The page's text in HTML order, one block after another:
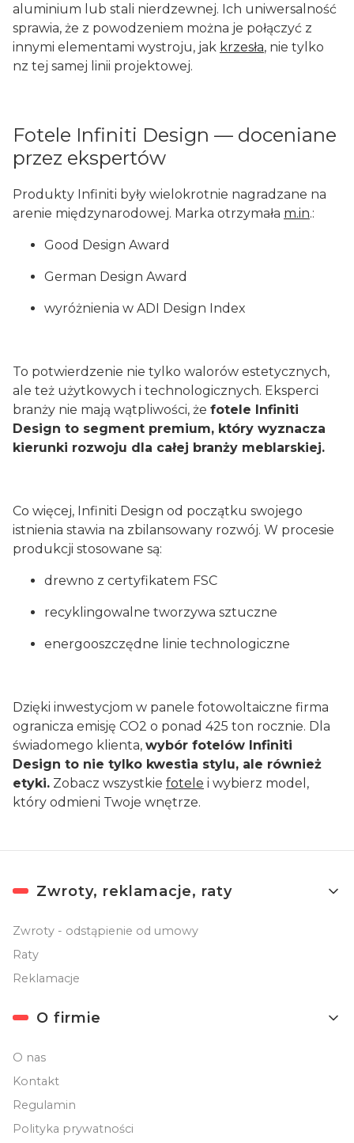
aluminium lub stali nierdzewnej. Ich uniwersalność
sprawia, że z powodzeniem można je połączyć z
innymi elementami wystroju, jak krzesła, nie tylko
nz tej samej linii projektowej.
Fotele Infiniti Design — doceniane
przez ekspertów
Produkty Infiniti były wielokrotnie nagradzane na
arenie międzynarodowej. Marka otrzymała m.in.:
Good Design Award
German Design Award
wyróżnienia w ADI Design Index
To potwierdzenie nie tylko walorów estetycznych,
ale też użytkowych i technologicznych. Eksperci
branży nie mają wątpliwości, że fotele Infiniti
Design to segment premium, który wyznacza
kierunki rozwoju dla całej branży meblarskiej.
Co więcej, Infiniti Design od początku swojego
istnienia stawia na zbilansowany rozwój. W procesie
produkcji stosowane są:
drewno z certyfikatem FSC
recyklingowalne tworzywa sztuczne
energooszczędne linie technologiczne
Dzięki inwestycjom w panele fotowoltaiczne firma
ogranicza emisję CO2 o ponad 425 ton rocznie. Dla
świadomego klienta, wybór fotelów Infiniti
Design to nie tylko kwestia stylu, ale również
etyki. Zobacz wszystkie fotele i wybierz model,
który odmieni Twoje wnętrze.
Linki w stopce
Zwroty, reklamacje, raty
Zwroty - odstąpienie od umowy
Raty
Reklamacje
O firmie
O nas
Kontakt
Regulamin
Polityka prywatności